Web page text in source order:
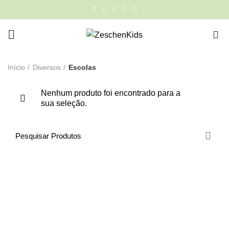
Início Diversos Escolas
Nenhum produto foi encontrado para a
sua seleção.